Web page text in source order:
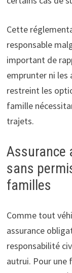
Cette
responsable
important de
emprunter ni les
restreint les
famille
trajets.
Assurance
sans
familles
Comme tout
assurance
responsabilité
autrui. Pour une